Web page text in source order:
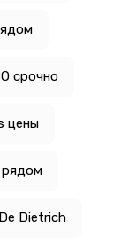
срочно
цены
рядом
Dietrich